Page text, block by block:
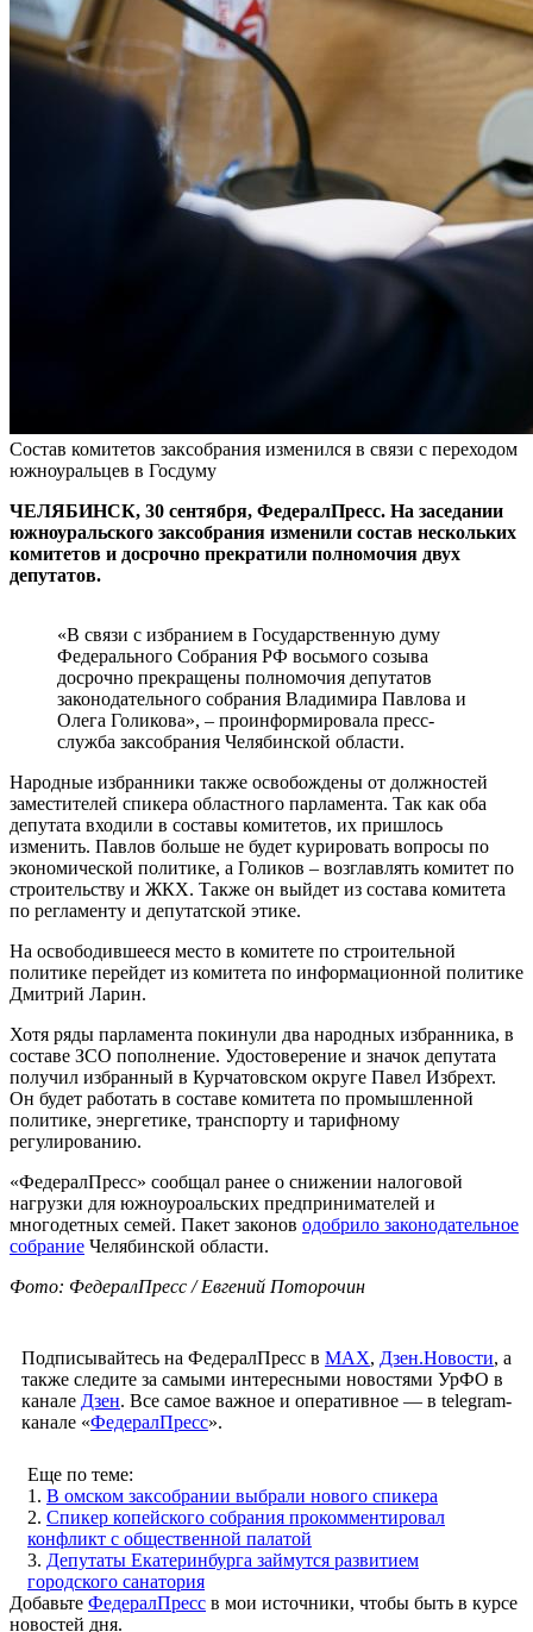
Состав комитетов заксобрания изменился в связи с переходом
южноуральцев в Госдуму
ЧЕЛЯБИНСК, 30 сентября, ФедералПресс. На заседании
южноуральского заксобрания изменили состав нескольких
комитетов и досрочно прекратили полномочия двух
депутатов.
«В связи с избранием в Государственную думу
Федерального Собрания РФ восьмого созыва
досрочно прекращены полномочия депутатов
законодательного собрания Владимира Павлова и
Олега Голикова», – проинформировала пресс-
служба заксобрания Челябинской области.
Народные избранники также освобождены от должностей
заместителей спикера областного парламента. Так как оба
депутата входили в составы комитетов, их пришлось
изменить. Павлов больше не будет курировать вопросы по
экономической политике, а Голиков – возглавлять комитет по
строительству и ЖКХ. Также он выйдет из состава комитета
по регламенту и депутатской этике.
На освободившееся место в комитете по строительной
политике перейдет из комитета по информационной политике
Дмитрий Ларин.
Хотя ряды парламента покинули два народных избранника, в
составе ЗСО пополнение. Удостоверение и значок депутата
получил избранный в Курчатовском округе Павел Избрехт.
Он будет работать в составе комитета по промышленной
политике, энергетике, транспорту и тарифному
регулированию.
«ФедералПресс» сообщал ранее о снижении налоговой
нагрузки для южноуроальских предпринимателей и
многодетных семей. Пакет законов одобрило законодательное
собрание Челябинской области.
Фото: ФедералПресс / Евгений Поторочин
Подписывайтесь на ФедералПресс в МАХ, Дзен.Новости, а
также следите за самыми интересными новостями УрФО в
канале Дзен. Все самое важное и оперативное — в telegram-
канале «ФедералПресс».
Еще по теме:
1. В омском заксобрании выбрали нового спикера
2. Спикер копейского собрания прокомментировал
конфликт с общественной палатой
3. Депутаты Екатеринбурга займутся развитием
городского санатория
Добавьте ФедералПресс в мои источники, чтобы быть в курсе
новостей дня.